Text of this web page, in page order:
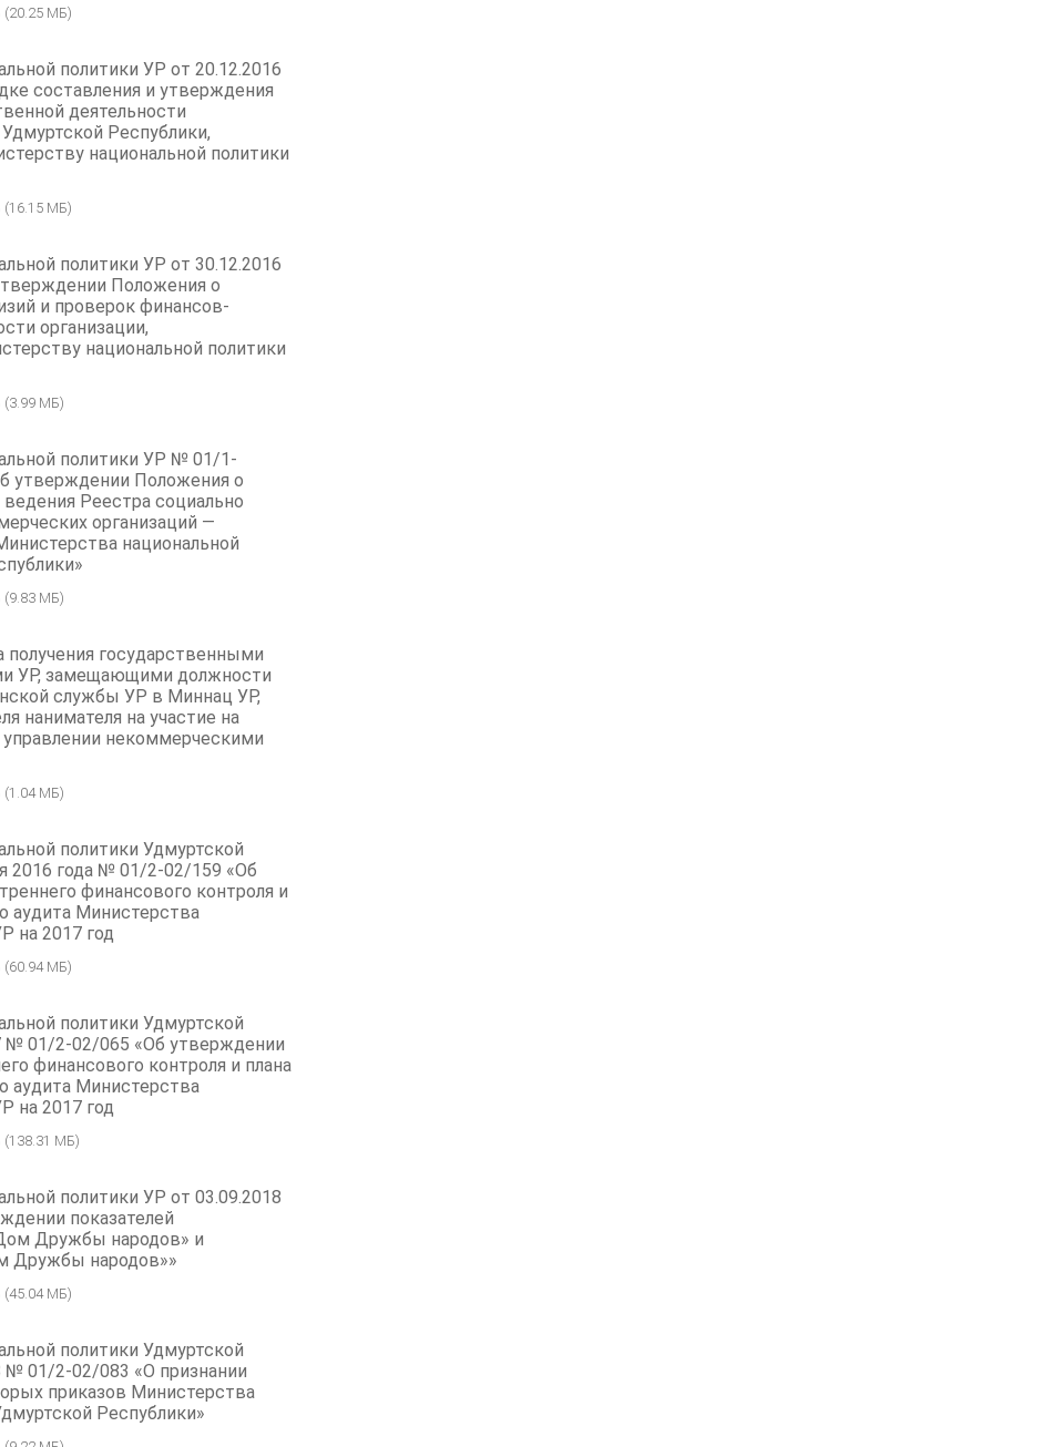
МБ)
политики УР от 20.12.2016
составления и утверждения
деятельности
Республики,
национальной политики
МБ)
политики УР от 30.12.2016
Положения о
и проверок финансов-
организации,
национальной политики
МБ)
политики УР № 01/1-
утверждении Положения о
Реестра социально
организаций —
национальной
МБ)
государственными
УР, замещающими должности
службы УР в Миннац УР,
нанимателя на участие на
некоммерческими
МБ)
политики Удмуртской
2016 года № 01/2-02/159 «Об
финансового контроля и
аудита Министерства
на 2017 год
МБ)
политики Удмуртской
№ 01/2-02/065 «Об утверждении
финансового контроля и плана
аудита Министерства
на 2017 год
МБ)
политики УР от 03.09.2018
показателей
Дружбы народов» и
Дружбы народов»»
МБ)
политики Удмуртской
№ 01/2-02/083 «О признании
приказов Министерства
Республики»